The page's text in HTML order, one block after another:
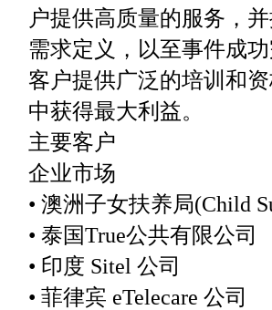
户提供高质量的服务，
需求定义，以至事件成
客户提供广泛的培训和
中获得最大利益。
主要客户
企业市场
• 澳洲子女扶养局(Child
• 泰国True公共有限公司
• 印度 Sitel 公司
• 菲律宾 eTelecare 公司